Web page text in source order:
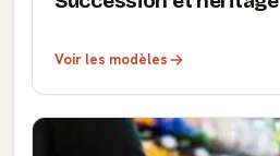
Voir les modèles